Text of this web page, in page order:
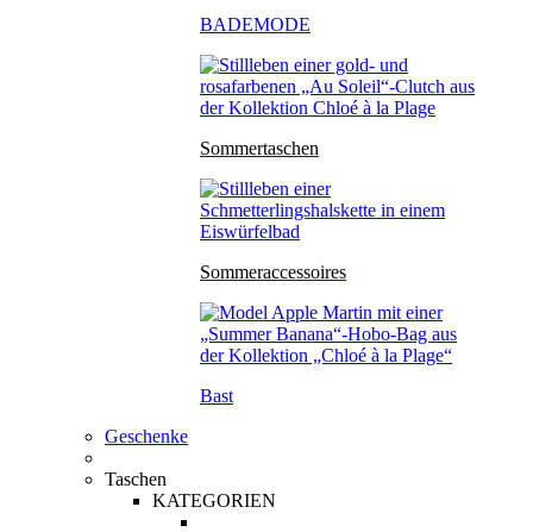
BADEMODE
Sommertaschen
Sommeraccessoires
Bast
Geschenke
Taschen
KATEGORIEN